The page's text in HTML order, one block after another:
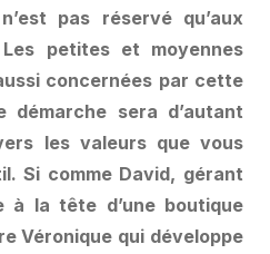
pas réservé qu’aux
petites et moyennes
concernées par cette
démarche sera d’autant
les valeurs que vous
Si comme David, gérant
à la tête d’une boutique
Véronique qui développe